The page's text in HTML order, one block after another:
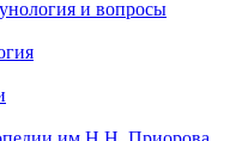
и вопросы